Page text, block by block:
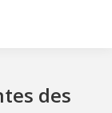
des